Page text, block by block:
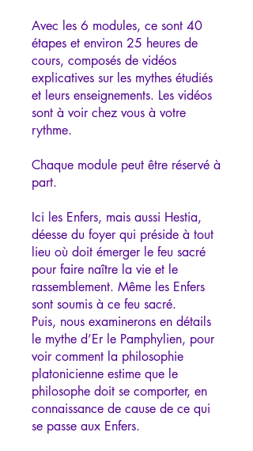
Avec les 6 modules, ce sont 40
étapes et environ 25 heures de
cours, composés de vidéos
explicatives sur les mythes étudiés
et leurs enseignements. Les vidéos
sont à voir chez vous à votre
rythme.
Chaque module peut être réservé à
part.
Ici les Enfers, mais aussi Hestia,
déesse du foyer qui préside à tout
lieu où doit émerger le feu sacré
pour faire naître la vie et le
rassemblement. Même les Enfers
sont soumis à ce feu sacré.
Puis, nous examinerons en détails
le mythe d’Er le Pamphylien, pour
voir comment la philosophie
platonicienne estime que le
philosophe doit se comporter, en
connaissance de cause de ce qui
se passe aux Enfers.